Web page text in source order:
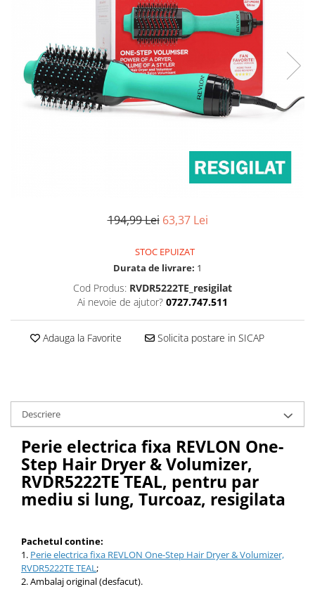
Pulsoximetre de deget
Pulsoximetre profesionale
Accesorii
Monitorizare medicala
Stetoscoape
Spirometre
Suporturi ortopedice si orteze
Perii electrice
Articole ingrijire copii
Aspiratoare nazale
Pompe de san
194,99 Lei 63,37 Lei
STOC EPUIZAT
Durata de livrare: 1
Cod Produs: RVDR5222TE_resigilat
Ai nevoie de ajutor? 0727.747.511
Adauga la Favorite Solicita postare in SICAP
Descriere
Perie electrica fixa REVLON One-
Step Hair Dryer & Volumizer,
RVDR5222TE TEAL, pentru par
mediu si lung, Turcoaz, resigilata
Pachetul contine:
1. Perie electrica fixa REVLON One-Step Hair Dryer & Volumizer,
RVDR5222TE TEAL;
2. Ambalaj original (desfacut).